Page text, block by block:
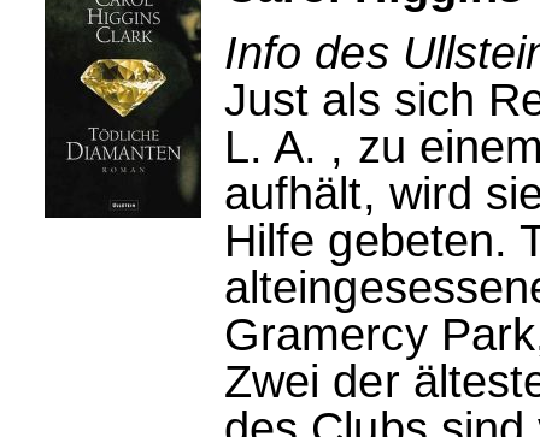
Info des
Just als sich
L. A. , zu
aufhält, wird
Hilfe gebeten.
Gramercy
Zwei der